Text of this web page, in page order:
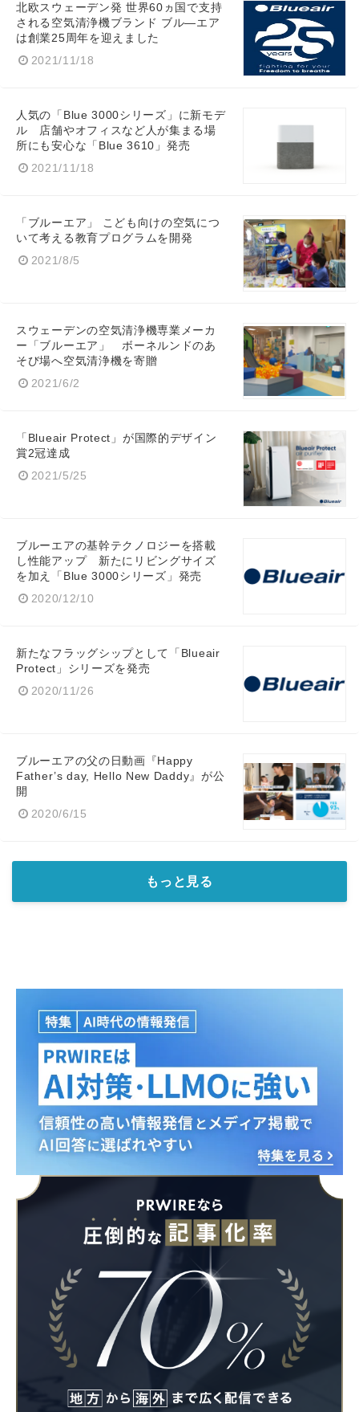
北欧スウェーデン発 世界60ヵ国で支持
される空気清浄機ブランド ブル―エア
は創業25周年を迎えました
2021/11/18
人気の「Blue 3000シリーズ」に新モデ
ル 店舗やオフィスなど人が集まる場
所にも安心な「Blue 3610」発売
2021/11/18
「ブルーエア」 こども向けの空気につ
いて考える教育プログラムを開発
2021/8/5
スウェーデンの空気清浄機専業メーカ
ー「ブルーエア」 ボーネルンドのあ
そび場へ空気清浄機を寄贈
2021/6/2
「Blueair Protect」が国際的デザイン
賞2冠達成
2021/5/25
ブルーエアの基幹テクノロジーを搭載
し性能アップ 新たにリビングサイズ
を加え「Blue 3000シリーズ」発売
2020/12/10
新たなフラッグシップとして「Blueair
Protect」シリーズを発売
2020/11/26
ブルーエアの父の日動画『Happy
Father’s day, Hello New Daddy』が公
開
2020/6/15
もっと見る